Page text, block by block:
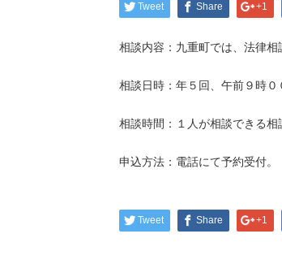
Tweet Share +1
相談内容：九重町では、法律相
相談日時：年５回、午前９時０
相談時間：１人が相談できる相
申込方法：電話にて予約受付。
Tweet Share +1